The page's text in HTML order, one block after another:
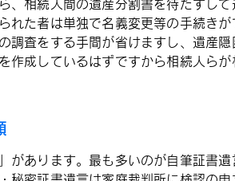
、相続人間の遺産分割書を待たずし
れた者は単独で名義変更等の手続き
調査をする手間が省けますし、遺産隠
作成しているはずですから相続人らが
があります。最も多いのが自筆証書